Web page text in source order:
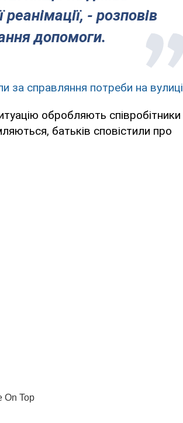
- розповів
допомоги.
за справляння потреби на вулиці
обробляють співробітники
батьків сповістили про